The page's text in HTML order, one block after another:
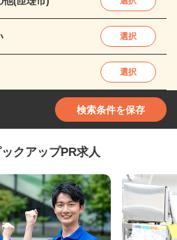
選択
選択
検索条件を保存
クアップPR求人